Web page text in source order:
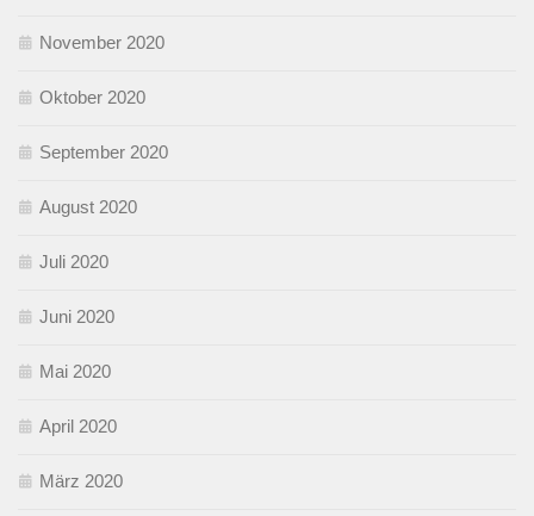
November 2020
Oktober 2020
September 2020
August 2020
Juli 2020
Juni 2020
Mai 2020
April 2020
März 2020